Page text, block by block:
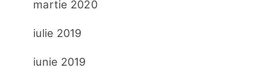
martie 2020
iulie 2019
iunie 2019